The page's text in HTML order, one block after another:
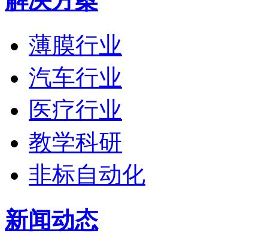
薄膜行业
汽车行业
医疗行业
教学科研
非标自动化
新闻动态